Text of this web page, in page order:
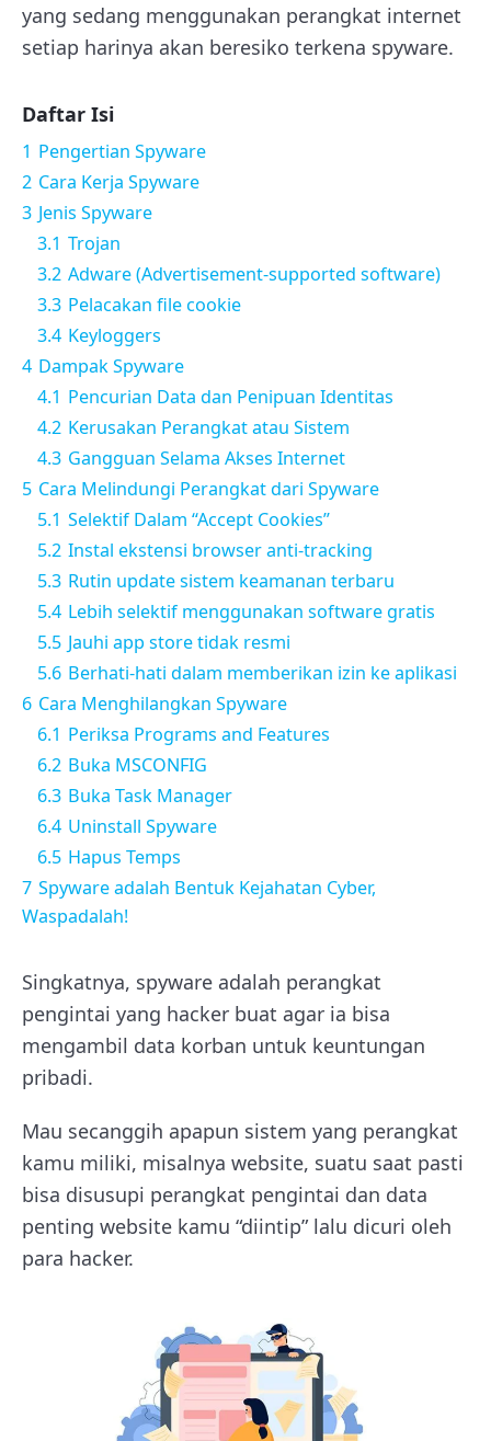
yang sedang menggunakan perangkat internet
setiap harinya akan beresiko terkena spyware.
Daftar Isi
1 Pengertian Spyware
2 Cara Kerja Spyware
3 Jenis Spyware
3.1 Trojan
3.2 Adware (Advertisement-supported software)
3.3 Pelacakan file cookie
3.4 Keyloggers
4 Dampak Spyware
4.1 Pencurian Data dan Penipuan Identitas
4.2 Kerusakan Perangkat atau Sistem
4.3 Gangguan Selama Akses Internet
5 Cara Melindungi Perangkat dari Spyware
5.1 Selektif Dalam “Accept Cookies”
5.2 Instal ekstensi browser anti-tracking
5.3 Rutin update sistem keamanan terbaru
5.4 Lebih selektif menggunakan software gratis
5.5 Jauhi app store tidak resmi
5.6 Berhati-hati dalam memberikan izin ke aplikasi
6 Cara Menghilangkan Spyware
6.1 Periksa Programs and Features
6.2 Buka MSCONFIG
6.3 Buka Task Manager
6.4 Uninstall Spyware
6.5 Hapus Temps
7 Spyware adalah Bentuk Kejahatan Cyber,
Waspadalah!
Singkatnya, spyware adalah perangkat
pengintai yang hacker buat agar ia bisa
mengambil data korban untuk keuntungan
pribadi.
Mau secanggih apapun sistem yang perangkat
kamu miliki, misalnya website, suatu saat pasti
bisa disusupi perangkat pengintai dan data
penting website kamu “diintip” lalu dicuri oleh
para hacker.